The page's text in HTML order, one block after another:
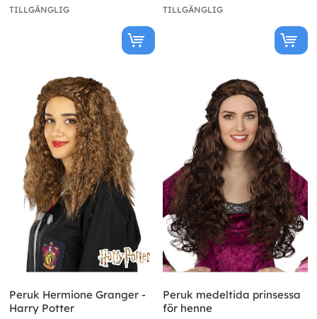
TILLGÄNGLIG TILLGÄNGLIG
Peruk Hermione Granger -
Harry Potter
Peruk medeltida prinsessa
för henne